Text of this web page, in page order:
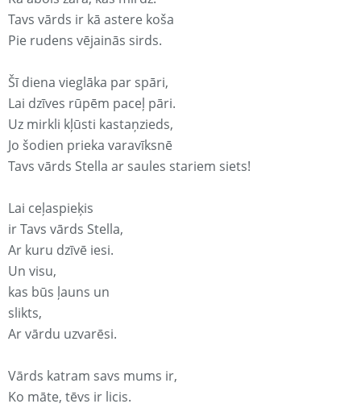
Tavs vārds ir kā astere koša
Pie rudens vējainās sirds.
Šī diena vieglāka par spāri,
Lai dzīves rūpēm paceļ pāri.
Uz mirkli kļūsti kastaņzieds,
Jo šodien prieka varavīksnē
Tavs vārds Stella ar saules stariem siets!
Lai ceļaspieķis
ir Tavs vārds Stella,
Ar kuru dzīvē iesi.
Un visu,
kas būs ļauns un
slikts,
Ar vārdu uzvarēsi.
Vārds katram savs mums ir,
Ko māte, tēvs ir licis.